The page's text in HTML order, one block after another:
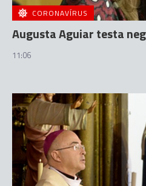
CORONAVÍRUS
Augusta Aguiar testa
11:06